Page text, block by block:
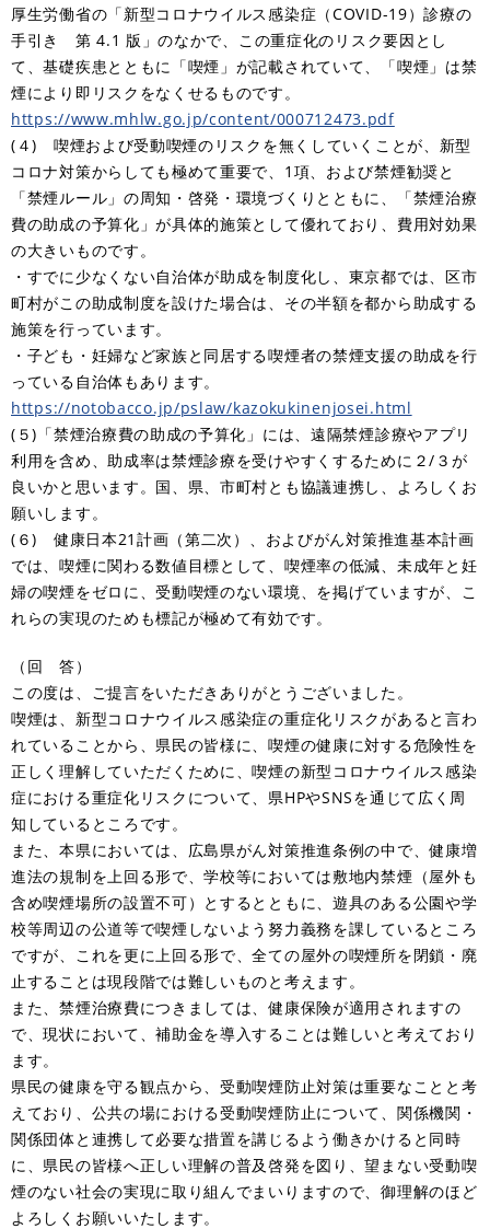
厚生労働省の「新型コロナウイルス感染症（COVID-19）診療の
手引き 第 4.1 版」のなかで、この重症化のリスク要因とし
て、基礎疾患とともに「喫煙」が記載されていて、「喫煙」は禁
煙により即リスクをなくせるものです。
https://www.mhlw.go.jp/content/000712473.pdf
(４) 喫煙および受動喫煙のリスクを無くしていくことが、新型
コロナ対策からしても極めて重要で、1項、および禁煙勧奨と
「禁煙ルール」の周知・啓発・環境づくりとともに、「禁煙治療
費の助成の予算化」が具体的施策として優れており、費用対効果
の大きいものです。
・すでに少なくない自治体が助成を制度化し、東京都では、区市
町村がこの助成制度を設けた場合は、その半額を都から助成する
施策を行っています。
・子ども・妊婦など家族と同居する喫煙者の禁煙支援の助成を行
っている自治体もあります。
https://notobacco.jp/pslaw/kazokukinenjosei.html
(５)「禁煙治療費の助成の予算化」には、遠隔禁煙診療やアプリ
利用を含め、助成率は禁煙診療を受けやすくするために２/３が
良いかと思います。国、県、市町村とも協議連携し、よろしくお
願いします。
(６) 健康日本21計画（第二次）、およびがん対策推進基本計画
では、喫煙に関わる数値目標として、喫煙率の低減、未成年と妊
婦の喫煙をゼロに、受動喫煙のない環境、を掲げていますが、こ
れらの実現のためも標記が極めて有効です。
（回 答）
この度は、ご提言をいただきありがとうございました。
喫煙は、新型コロナウイルス感染症の重症化リスクがあると言わ
れていることから、県民の皆様に、喫煙の健康に対する危険性を
正しく理解していただくために、喫煙の新型コロナウイルス感染
症における重症化リスクについて、県HPやSNSを通じて広く周
知しているところです。
また、本県においては、広島県がん対策推進条例の中で、健康増
進法の規制を上回る形で、学校等においては敷地内禁煙（屋外も
含め喫煙場所の設置不可）とするとともに、遊具のある公園や学
校等周辺の公道等で喫煙しないよう努力義務を課しているところ
ですが、これを更に上回る形で、全ての屋外の喫煙所を閉鎖・廃
止することは現段階では難しいものと考えます。
また、禁煙治療費につきましては、健康保険が適用されますの
で、現状において、補助金を導入することは難しいと考えており
ます。
県民の健康を守る観点から、受動喫煙防止対策は重要なことと考
えており、公共の場における受動喫煙防止について、関係機関・
関係団体と連携して必要な措置を講じるよう働きかけると同時
に、県民の皆様へ正しい理解の普及啓発を図り、望まない受動喫
煙のない社会の実現に取り組んでまいりますので、御理解のほど
よろしくお願いいたします。